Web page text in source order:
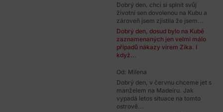
Dobrý den, chci si splnit svůj
životní sen dovolenou na Kubu a
zároveň jsem zjistila že jsem...
Dobrý den, dosud bylo na Kubě
zaznamenaných jen velmi málo
případů nákazy virem Zika. I
když...
Od: Milena
Dobrý den, v červnu chceme jet s
manželem na Madeiru. Jak
vypadá letos situace na tomto
ostrově...